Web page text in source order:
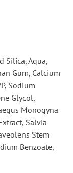
Silica, Aqua,
Gum, Calcium
Sodium
Glycol,
Monogyna
Salvia
Stem
Benzoate,